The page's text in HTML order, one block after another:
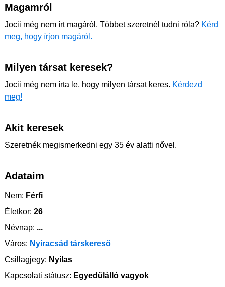
Magamról
Jocii még nem írt magáról. Többet szeretnél tudni róla? Kérd
meg, hogy írjon magáról.
Milyen társat keresek?
Jocii még nem írta le, hogy milyen társat keres. Kérdezd
meg!
Akit keresek
Szeretnék megismerkedni egy 35 év alatti nővel.
Adataim
Nem: Férfi
Életkor: 26
Névnap: ...
Város: Nyíracsád társkereső
Csillagjegy: Nyilas
Kapcsolati státusz: Egyedülálló vagyok